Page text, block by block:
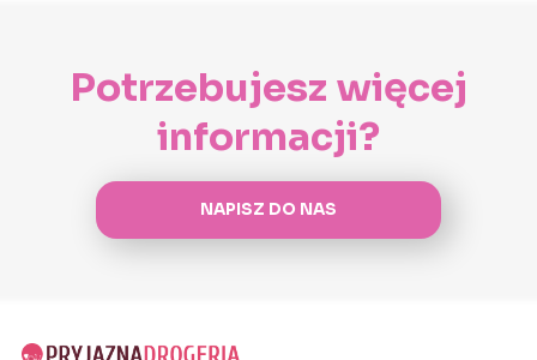
Potrzebujesz więcej
informacji?
NAPISZ DO NAS